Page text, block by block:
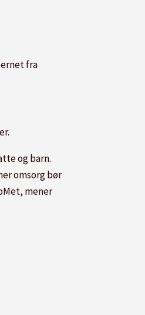
fra
og barn.
omsorg bør
mener